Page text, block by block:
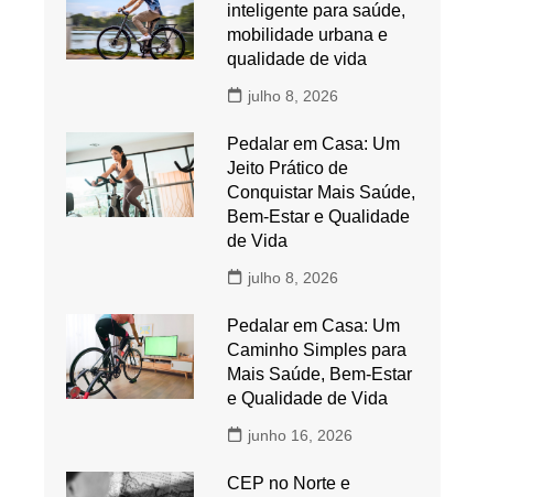
inteligente para saúde,
mobilidade urbana e
qualidade de vida
julho 8, 2026
Pedalar em Casa: Um
Jeito Prático de
Conquistar Mais Saúde,
Bem-Estar e Qualidade
de Vida
julho 8, 2026
Pedalar em Casa: Um
Caminho Simples para
Mais Saúde, Bem-Estar
e Qualidade de Vida
junho 16, 2026
CEP no Norte e